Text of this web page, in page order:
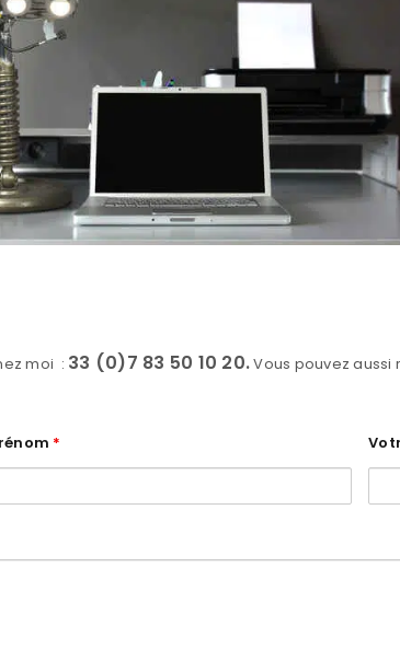
moi : 33 (0)7 83 50 10 20.Vous pouvez aussi
*